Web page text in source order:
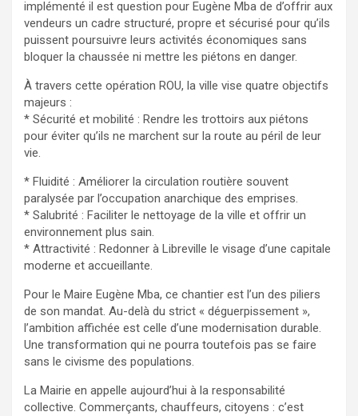
implémenté il est question pour Eugène Mba de d’offrir aux
vendeurs un cadre structuré, propre et sécurisé pour qu’ils
puissent poursuivre leurs activités économiques sans
bloquer la chaussée ni mettre les piétons en danger.
À travers cette opération ROU, la ville vise quatre objectifs
majeurs :
* Sécurité et mobilité : Rendre les trottoirs aux piétons
pour éviter qu’ils ne marchent sur la route au péril de leur
vie.
* Fluidité : Améliorer la circulation routière souvent
paralysée par l’occupation anarchique des emprises.
* Salubrité : Faciliter le nettoyage de la ville et offrir un
environnement plus sain.
* Attractivité : Redonner à Libreville le visage d’une capitale
moderne et accueillante.
Pour le Maire Eugène Mba, ce chantier est l’un des piliers
de son mandat. Au-delà du strict « déguerpissement »,
l’ambition affichée est celle d’une modernisation durable.
Une transformation qui ne pourra toutefois pas se faire
sans le civisme des populations.
La Mairie en appelle aujourd’hui à la responsabilité
collective. Commerçants, chauffeurs, citoyens : c’est